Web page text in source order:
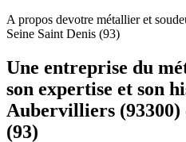
A propos devotre métallier et
Seine Saint Denis (93)
Une entreprise du
son expertise et son
Aubervilliers (93300)
(93)